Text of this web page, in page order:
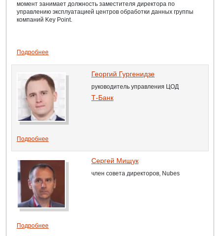
момент занимает должность заместителя директора по
управлению эксплуатацией центров обработки данных группы
компаний Key Point.
Подробнее
Георгий Гургенидзе
руководитель управления ЦОД
Т-Банк
Подробнее
Сергей Мищук
член совета директоров, Nubes
Подробнее